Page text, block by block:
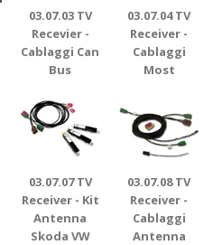
03.07.03 TV
Recevier -
Cablaggi Can
Bus
03.07.04 TV
Receiver -
Cablaggi
Most
03.07.07 TV
Receiver - Kit
Antenna
Skoda VW
03.07.08 TV
Receiver -
Cablaggi
Antenna